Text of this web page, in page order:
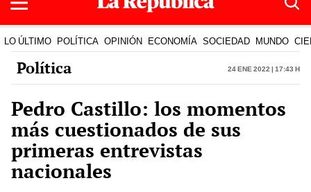
LO ÚLTIMO POLÍTICA OPINIÓN ECONOMÍA SOCIEDAD MUNDO
Política 24 Ene 2022 | 17:43 h
Pedro Castillo: los momentos
más cuestionados de sus
primeras entrevistas
nacionales